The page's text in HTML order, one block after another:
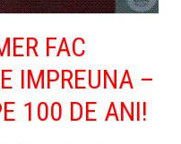
FAC
IMPREUNA –
100 DE ANI!